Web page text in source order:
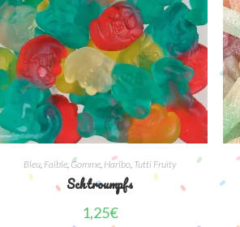
Bleu, Faible, Gomme, Haribo, Tutti Fruity
Schtroumpfs
1,25€